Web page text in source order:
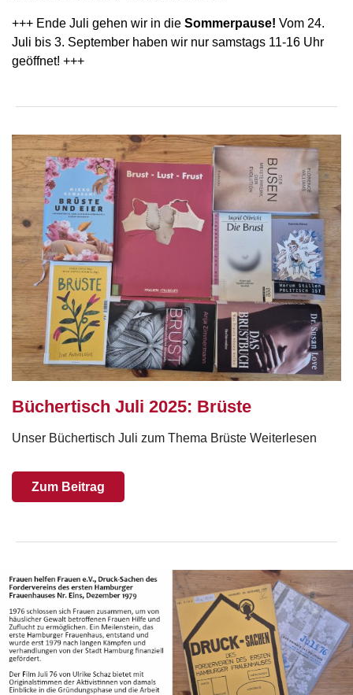
+++ Ende Juli gehen wir in die Sommerpause! Vom 24.
Juli bis 3. September haben wir nur samstags 11-16 Uhr
geöffnet! +++
Büchertisch Juli 2025: Brüste
Unser Büchertisch Juli zum Thema Brüste Weiterlesen
Zum Beitrag